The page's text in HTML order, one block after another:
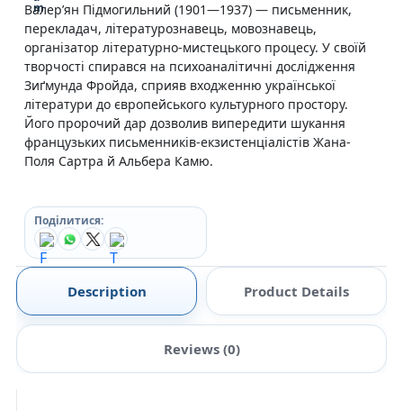
Валер’ян Підмогильний (1901—1937) — письменник,
перекладач, літературознавець, мовознавець,
організатор літературно-мистецького процесу. У своїй
творчості спирався на психоаналітичні дослідження
Зиґмунда Фройда, сприяв входженню української
літератури до європейського культурного простору.
Його пророчий дар дозволив випередити шукання
французьких письменників-екзистенціалістів Жана-
Поля Сартра й Альбера Камю.
Поділитися:
Description Product Details
Reviews (0)